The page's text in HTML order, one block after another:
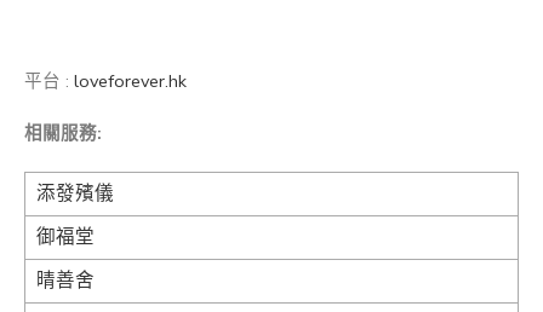
平台 : loveforever.hk
相關服務:
添發殯儀
御福堂
晴善舍